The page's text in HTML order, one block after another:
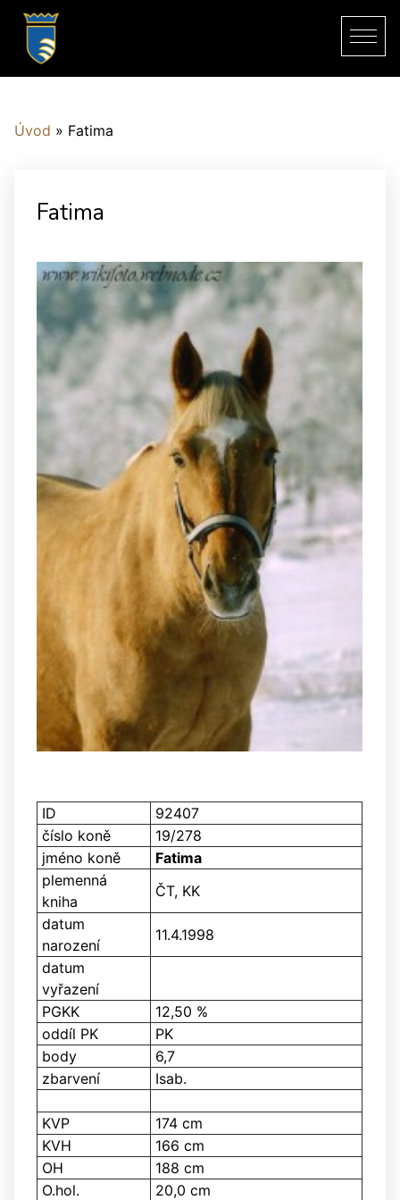
Úvod » Fatima
Fatima
ID
92407
číslo koně
19/278
jméno koně
Fatima
plemenná
kniha
ČT, KK
datum
narození
11.4.1998
datum
vyřazení
PGKK
12,50 %
oddíl PK
PK
body
6,7
zbarvení
Isab.
KVP
174 cm
KVH
166 cm
OH
188 cm
O.hol.
20,0 cm